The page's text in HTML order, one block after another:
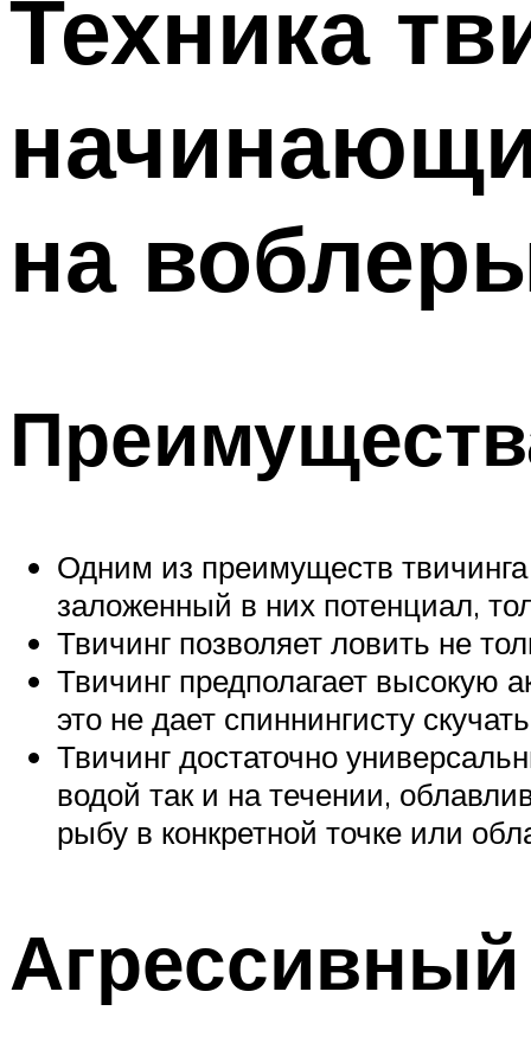
Техника
на
Одним из преимуществ
заложенный в них потенциал,
Твичинг позволяет ловить не
Твичинг предполагает высокую
это не дает спиннингисту
Твичинг достаточно
водой так и на течении,
рыбу в конкретной точке или
Агрессивный